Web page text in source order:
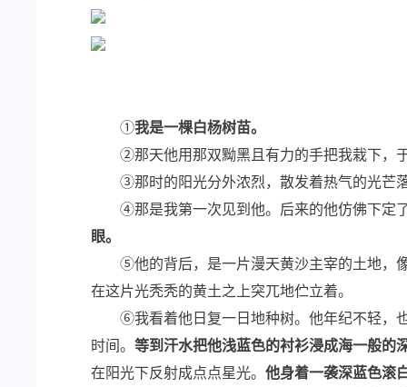
①我是一棵白杨树苗。
②那天他用那双黝黑且有力的手把我栽下，于
③那时的阳光分外浓烈，散发着热气的光芒
④那是我第一次见到他。后来的他仿佛下定了
眼。
⑤他的背后，是一片漫天黄沙主宰的土地，像
在这片光秃秃的黄土之上突兀地伫立着。
⑥我看着他日复一日地种树。他年纪不轻，也
时间。 等到汗水把他浅蓝色的衬衫浸成海一般的
在阳光下反射成点点星光。 他身着一袭深蓝色滚